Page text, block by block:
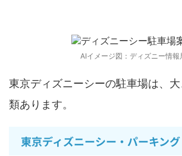
AIイメージ図：ディズニー情報
東京ディズニーシーの駐車場は、
類あります。
東京ディズニーシー・パーキング